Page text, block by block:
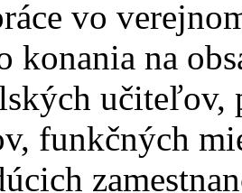
vo
konania na
učiteľov,
funkčných